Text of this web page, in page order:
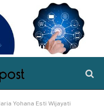
Yohana Esti Wijayati